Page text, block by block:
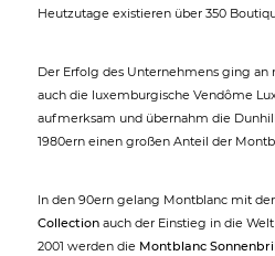
Heutzutage existieren über 350
Der Erfolg des Unternehmens ging an
auch die luxemburgische Vendôme
aufmerksam und übernahm die
1980ern einen großen Anteil der
In den 90ern gelang Montblanc mit der
Collection auch der Einstieg in die
2001 werden die Montblanc